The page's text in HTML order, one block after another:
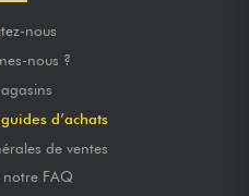
nous
nous ?
d’achats
de ventes
FAQ